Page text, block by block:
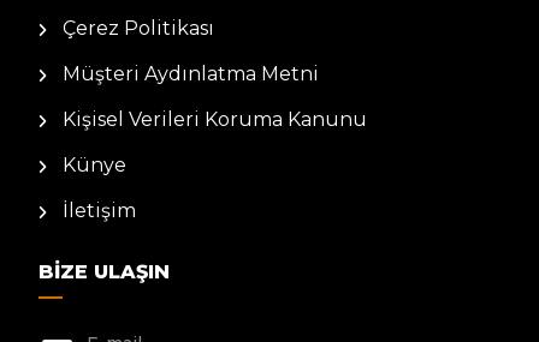
Çerez Politikası
Müşteri Aydınlatma Metni
Kişisel Verileri Koruma Kanunu
Künye
İletişim
BIZE ULAŞIN